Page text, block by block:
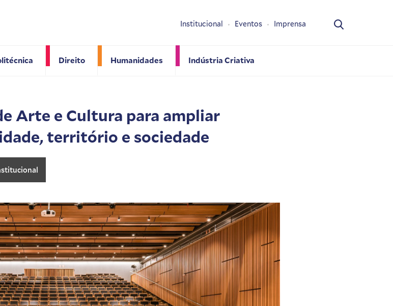
Direito Humanidades Indústria Criativa
Institucional Eventos Imprensa
Arte e Cultura para ampliar
território e sociedade